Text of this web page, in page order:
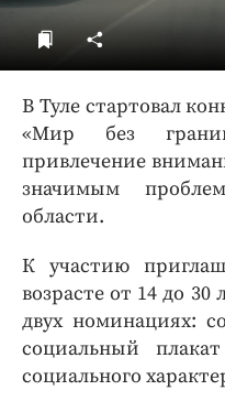
В Туле стартовал
«Мир без
привлечение
значимым
области.
К участию
возрасте от 14 до 30
двух номинациях:
социальный
социального